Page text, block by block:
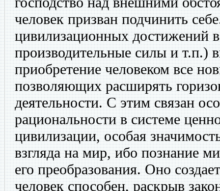
человек призван подчинить
цивилизационных достижений
производительные силы и т.п.)
приобретение человеком все
позволяющих расширять
деятельности. С этим связан
рациональности в системе
цивилизации, особая
взгляда на мир, ибо познание
его преобразования. Оно
человек способен, раскрыв